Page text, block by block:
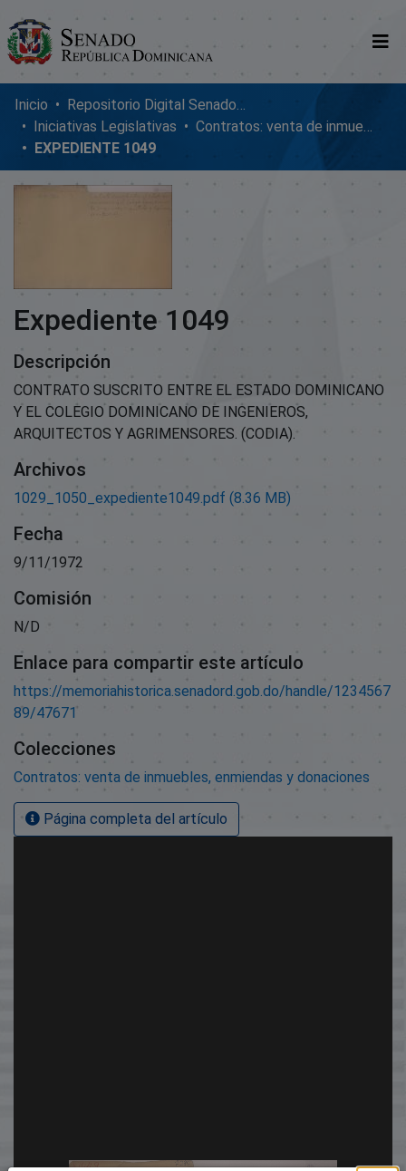
Comunidades
Glosario
Nosotros
Inicio
Repositorio Digital SenadoRD
Iniciativas Legislativas
Contratos: venta de inmuebles, enmiendas y donaciones
EXPEDIENTE 1049
Expediente 1049
Descripción
CONTRATO SUSCRITO ENTRE EL ESTADO DOMINICANO
Y EL COLEGIO DOMINICANO DE INGENIEROS,
ARQUITECTOS Y AGRIMENSORES. (CODIA).
Archivos
1029_1050_expediente1049.pdf (8.36 MB)
Fecha
9/11/1972
Comisión
N/D
Enlace para compartir este artículo
https://memoriahistorica.senadord.gob.do/handle/1234567
89/47671
Colecciones
Contratos: venta de inmuebles, enmiendas y donaciones
Página completa del artículo